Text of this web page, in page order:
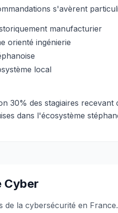
s'avèrent
manufacturier
orienté ingénierie
local
30% des stagiaires
dans l'écosystème
Cyber
de la cybersécurité en France.